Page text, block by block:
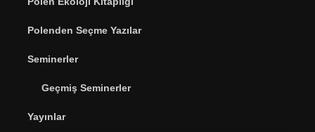
Polenden Seçme Yazılar
Seminerler
Geçmiş Seminerler
Yayınlar